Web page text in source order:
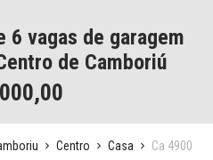
6 vagas de garagem
de Camboriú
Centro Casa Ca 4900